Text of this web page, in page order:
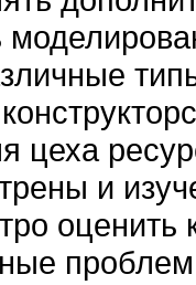
цеха
и
оценить